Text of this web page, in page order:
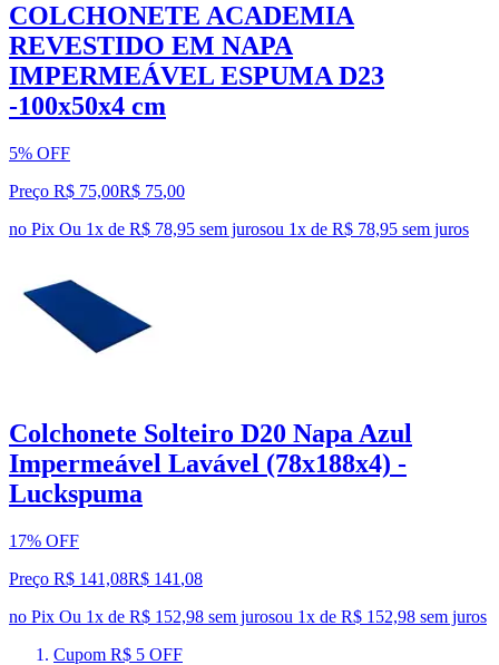
COLCHONETE ACADEMIA
REVESTIDO EM NAPA
IMPERMEÁVEL ESPUMA D23
-100x50x4 cm
5% OFF
Preço R$ 75,00R$ 75,00
no Pix Ou 1x de R$ 78,95 sem jurosou 1x de R$ 78,95 sem juros
Colchonete Solteiro D20 Napa Azul
Impermeável Lavável (78x188x4) -
Luckspuma
17% OFF
Preço R$ 141,08R$ 141 ,08
no Pix Ou 1x de R$ 152,98 sem jurosou 1x de R$ 152,98 sem juros
Cupom R$ 5 OFF